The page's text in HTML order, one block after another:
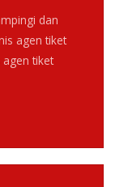
dan
agen tiket
tiket